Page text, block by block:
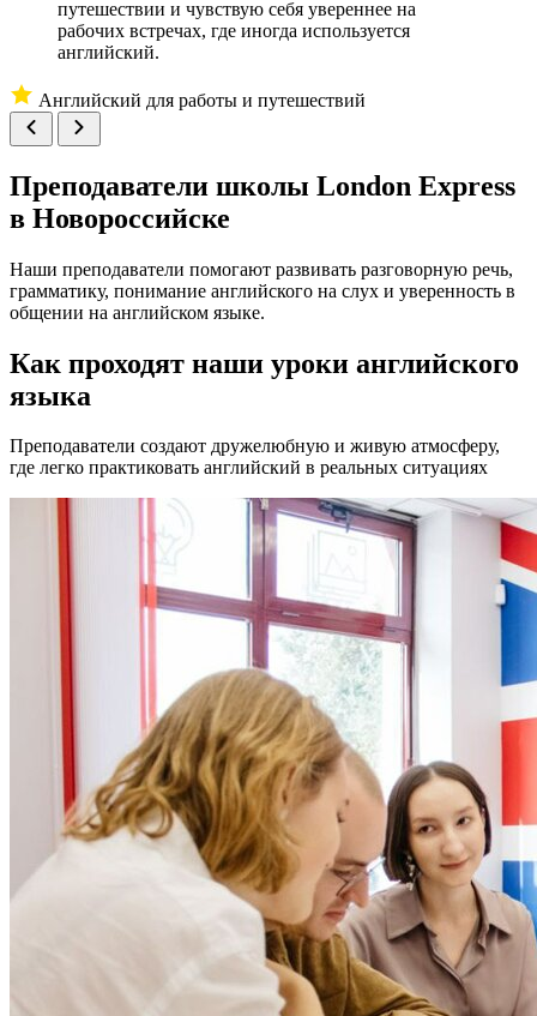
путешествии и чувствую себя увереннее на
рабочих встречах, где иногда используется
английский.
Английский для работы и путешествий
Преподаватели школы London Express
в Новороссийске
Наши преподаватели помогают развивать разговорную речь,
грамматику, понимание английского на слух и уверенность в
общении на английском языке.
Как проходят наши уроки английского
языка
Преподаватели создают дружелюбную и живую атмосферу,
где легко практиковать английский в реальных ситуациях